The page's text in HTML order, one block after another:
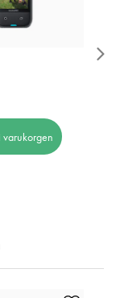
varukorgen